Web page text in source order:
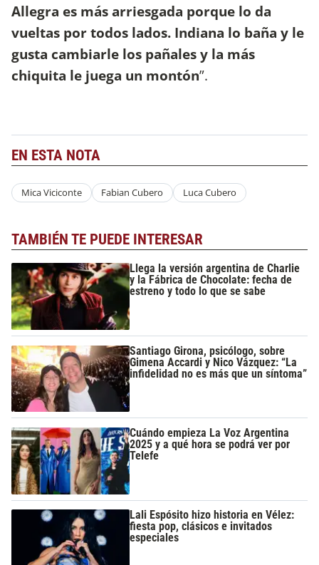
Allegra es más arriesgada porque lo da
vueltas por todos lados. Indiana lo baña y le
gusta cambiarle los pañales y la más
chiquita le juega un montón”.
EN ESTA NOTA
Mica Viciconte Fabian Cubero Luca Cubero
TAMBIÉN TE PUEDE INTERESAR
Llega la versión argentina de Charlie
y la Fábrica de Chocolate: fecha de
estreno y todo lo que se sabe
Santiago Girona, psicólogo, sobre
Gimena Accardi y Nico Vázquez: “La
infidelidad no es más que un síntoma”
Cuándo empieza La Voz Argentina
2025 y a qué hora se podrá ver por
Telefe
Lali Espósito hizo historia en Vélez:
fiesta pop, clásicos e invitados
especiales